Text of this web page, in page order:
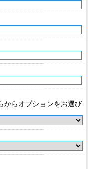
らオプションをお選び